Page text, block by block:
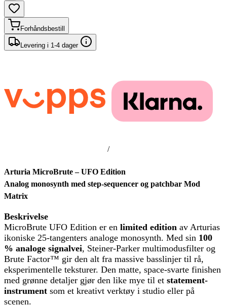
Forhåndsbestill
Levering i 1-4 dager
/
Arturia MicroBrute – UFO Edition
Analog monosynth med step-sequencer og patchbar Mod
Matrix
Beskrivelse
MicroBrute UFO Edition er en limited edition av Arturias
ikoniske 25-tangenters analoge monosynth. Med sin 100
% analoge signalvei, Steiner-Parker multimodusfilter og
Brute Factor™ gir den alt fra massive basslinjer til rå,
eksperimentelle teksturer. Den matte, space-svarte finishen
med grønne detaljer gjør den like mye til et statement-
instrument som et kreativt verktøy i studio eller på
scenen.